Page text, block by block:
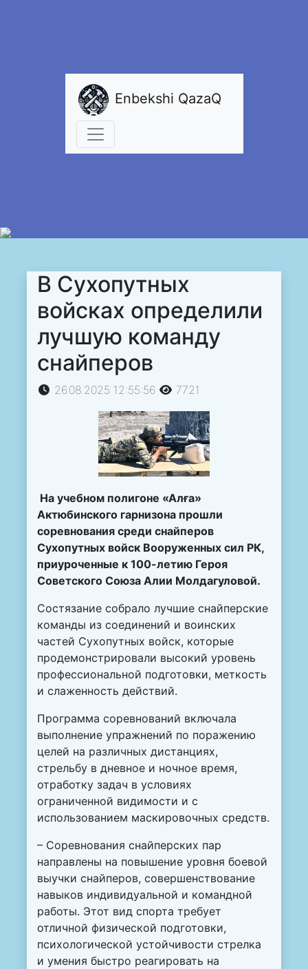
Enbekshi QazaQ
В Сухопутных
войсках определили
лучшую команду
снайперов
26.08.2025 12:55:56 7721
На учебном полигоне «Алға»
Актюбинского гарнизона прошли
соревнования среди снайперов
Сухопутных войск Вооруженных сил РК,
приуроченные к 100-летию Героя
Советского Союза Алии Молдагуловой.
Состязание собрало лучшие снайперские
команды из соединений и воинских
частей Сухопутных войск, которые
продемонстрировали высокий уровень
профессиональной подготовки, меткость
и слаженность действий.
Программа соревнований включала
выполнение упражнений по поражению
целей на различных дистанциях,
стрельбу в дневное и ночное время,
отработку задач в условиях
ограниченной видимости и с
использованием маскировочных средств.
– Соревнования снайперских пар
направлены на повышение уровня боевой
выучки снайперов, совершенствование
навыков индивидуальной и командной
работы. Этот вид спорта требует
отличной физической подготовки,
психологической устойчивости стрелка
и умения быстро реагировать на